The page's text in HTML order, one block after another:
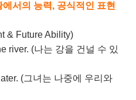
서의 능력, 공식적인 표현
& Future Ability)
river. (나는 강을 건널 수 있
(그녀는 나중에 우리와